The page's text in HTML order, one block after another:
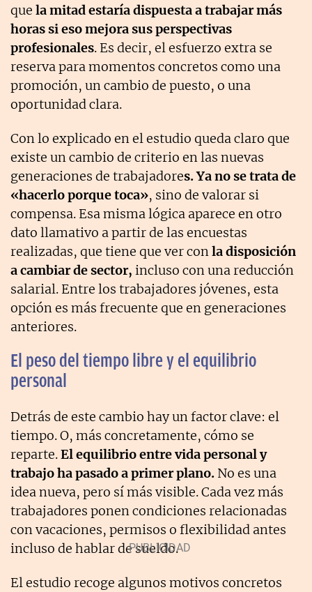
que la mitad estaría dispuesta a trabajar más
horas si eso mejora sus perspectivas
profesionales. Es decir, el esfuerzo extra se
reserva para momentos concretos como una
promoción, un cambio de puesto, o una
oportunidad clara.
Con lo explicado en el estudio queda claro que
existe un cambio de criterio en las nuevas
generaciones de trabajadores. Ya no se trata de
«hacerlo porque toca», sino de valorar si
compensa. Esa misma lógica aparece en otro
dato llamativo a partir de las encuestas
realizadas, que tiene que ver conla disposición
a cambiar de sector, incluso con una reducción
salarial. Entre los trabajadores jóvenes, esta
opción es más frecuente que en generaciones
anteriores.
El peso del tiempo libre y el equilibrio
personal
Detrás de este cambio hay un factor clave: el
tiempo. O, más concretamente, cómo se
reparte.El equilibrio entre vida personal y
trabajo ha pasado a primer plano. No es una
idea nueva, pero sí más visible. Cada vez más
trabajadores ponen condiciones relacionadas
con vacaciones, permisos o flexibilidad antes
incluso de hablar de sueldo.
El estudio recoge algunos motivos concretos